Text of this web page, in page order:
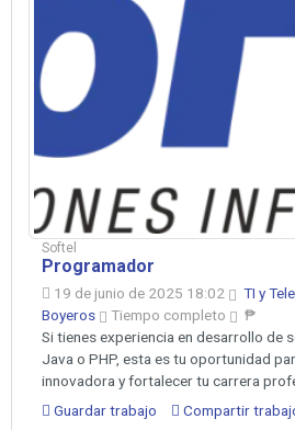
Softel
Programador
19 de junio de 2025 18:02
TI y
Boyeros
Tiempo completo
₱
Si tienes experiencia en desarrollo de
Java o PHP, esta es tu oportunidad
innovadora y fortalecer tu carrera
Guardar trabajo
Compartir